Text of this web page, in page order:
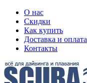
О нас
Скидки
Как купить
Доставка и оплата
Контакты